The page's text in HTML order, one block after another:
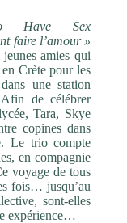
Have Sex
faire l’amour »
amies qui
Crète pour les
une station
Afin de célébrer
Tara, Skye
copines dans
Le trio compte
en compagnie
voyage de tous
fois… jusqu’au
sont-elles
expérience…